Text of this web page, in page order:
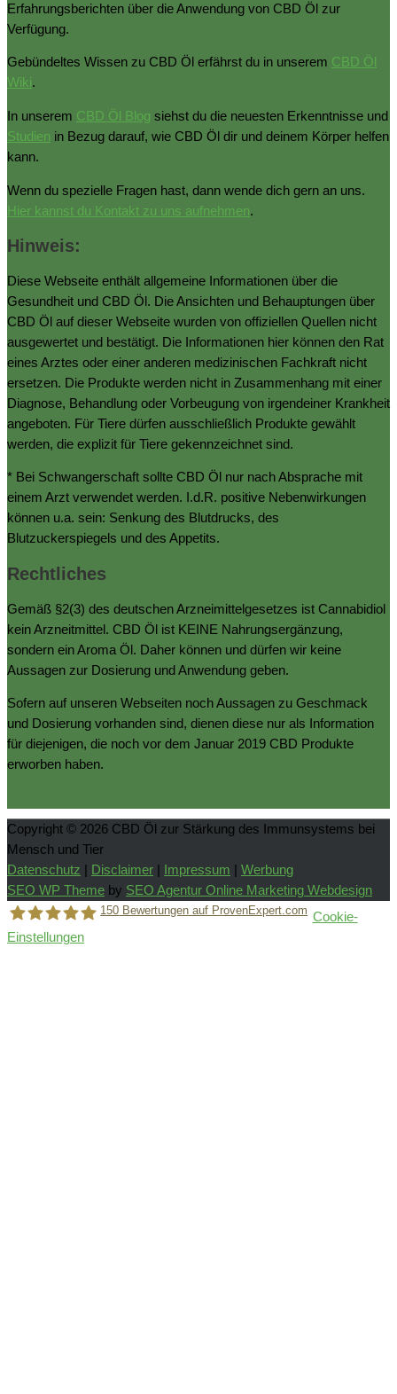
Erfahrungsberichten über die Anwendung von CBD Öl zur
Verfügung.
Gebündeltes Wissen zu CBD Öl erfährst du in unserem CBD Öl
Wiki.
In unserem CBD Öl Blog siehst du die neuesten Erkenntnisse und
Studien in Bezug darauf, wie CBD Öl dir und deinem Körper helfen
kann.
Wenn du spezielle Fragen hast, dann wende dich gern an uns.
Hier kannst du Kontakt zu uns aufnehmen.
Hinweis:
Diese Webseite enthält allgemeine Informationen über die
Gesundheit und CBD Öl. Die Ansichten und Behauptungen über
CBD Öl auf dieser Webseite wurden von offiziellen Quellen nicht
ausgewertet und bestätigt. Die Informationen hier können den Rat
eines Arztes oder einer anderen medizinischen Fachkraft nicht
ersetzen. Die Produkte werden nicht in Zusammenhang mit einer
Diagnose, Behandlung oder Vorbeugung von irgendeiner Krankheit
angeboten. Für Tiere dürfen ausschließlich Produkte gewählt
werden, die explizit für Tiere gekennzeichnet sind.
* Bei Schwangerschaft sollte CBD Öl nur nach Absprache mit
einem Arzt verwendet werden. I.d.R. positive Nebenwirkungen
können u.a. sein: Senkung des Blutdrucks, des
Blutzuckerspiegels und des Appetits.
Rechtliches
Gemäß §2(3) des deutschen Arzneimittelgesetzes ist Cannabidiol
kein Arzneitmittel. CBD Öl ist KEINE Nahrungsergänzung,
sondern ein Aroma Öl. Daher können und dürfen wir keine
Aussagen zur Dosierung und Anwendung geben.
Sofern auf unseren Webseiten noch Aussagen zu Geschmack
und Dosierung vorhanden sind, dienen diese nur als Information
für diejenigen, die noch vor dem Januar 2019 CBD Produkte
erworben haben.
Copyright © 2026 CBD Öl zur Stärkung des Immunsystems bei
Mensch und Tier
Datenschutz
Disclaimer Impressum
Werbung
SEO WP Theme by SEO Agentur Online Marketing Webdesign
150 Bewertungen auf ProvenExpert.com Cookie-
Einstellungen